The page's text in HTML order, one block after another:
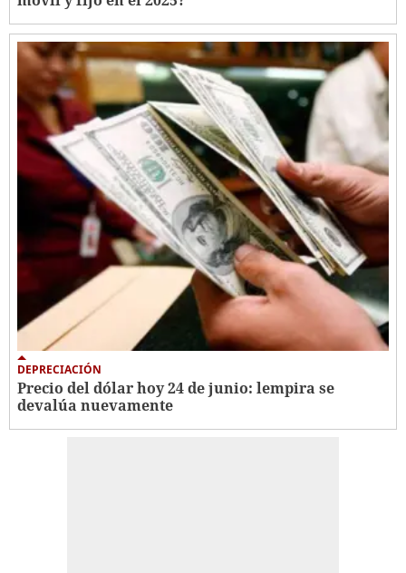
DEPRECIACIÓN
Precio del dólar hoy 24 de junio: lempira se
devalúa nuevamente